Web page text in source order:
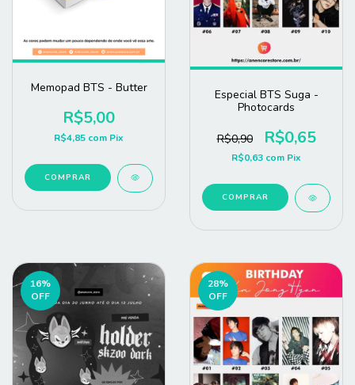
Memopad BTS - Butter
R$5,00
R$4,85 com Pix
COMPRAR
Especial BTS Suga -
Photocards
R$0,90 R$0,65
R$0,63 com Pix
COMPRAR
16%
OFF
28%
OFF